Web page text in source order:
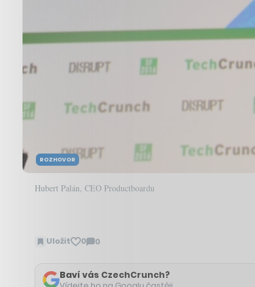
ROZHOVOR
Hubert Palán, CEO Productboardu
Uložit 0 0
Zobrazit
Baví vás CzechCrunch?